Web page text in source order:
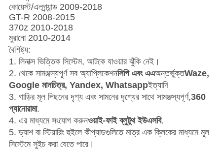
কোয়েস্ট/এলগ্র্যান্ড 2009-2018
GT-R 2008-2015
370z 2010-2018
মুরানো 2010-2014
বৈশিষ্ট্য:
1. লিনাক্স ভিত্তিক সিস্টেম, আটকে যাওয়ার ঝুঁকি নেই।
2. থেকে সামঞ্জস্যপূর্ণ সব অ্যাপ্লিকেশনসিপি এবং এএঅন্তর্ভুক্তWaze,
Google মানচিত্র, Yandex, Whatsappইত্যাদি
3. গাড়ির মূল পিছনের দৃশ্য এবং সামনের দৃশ্যের সাথে সামঞ্জস্যপূর্ণ,360
প্যানোরামা.
4. এর মাধ্যমে সংযোগ করুনওয়াই-ফাই ব্লুটুথ ইউএসবি.
5. ড্যাশ বা স্টিয়ারিং হুইলে কীপ্যাডগুলিতে মাত্র এক ক্লিকের মাধ্যমে মূল
সিস্টেমে সুইচ করা যেতে পারে।